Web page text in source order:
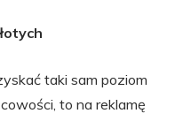
taki sam poziom
to na reklamę